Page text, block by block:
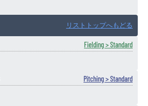
リストトップへもどる
Fielding > Standard
Pitching > Standard